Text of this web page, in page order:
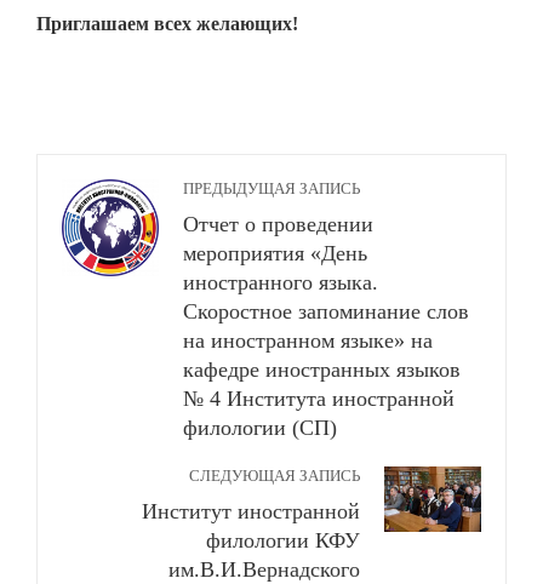
Приглашаем всех желающих!
ПРЕДЫДУЩАЯ ЗАПИСЬ
Отчет о проведении
мероприятия «День
иностранного языка.
Скоростное запоминание слов
на иностранном языке» на
кафедре иностранных языков
№ 4 Института иностранной
филологии (СП)
СЛЕДУЮЩАЯ ЗАПИСЬ
Институт иностранной
филологии КФУ
им.В.И.Вернадского